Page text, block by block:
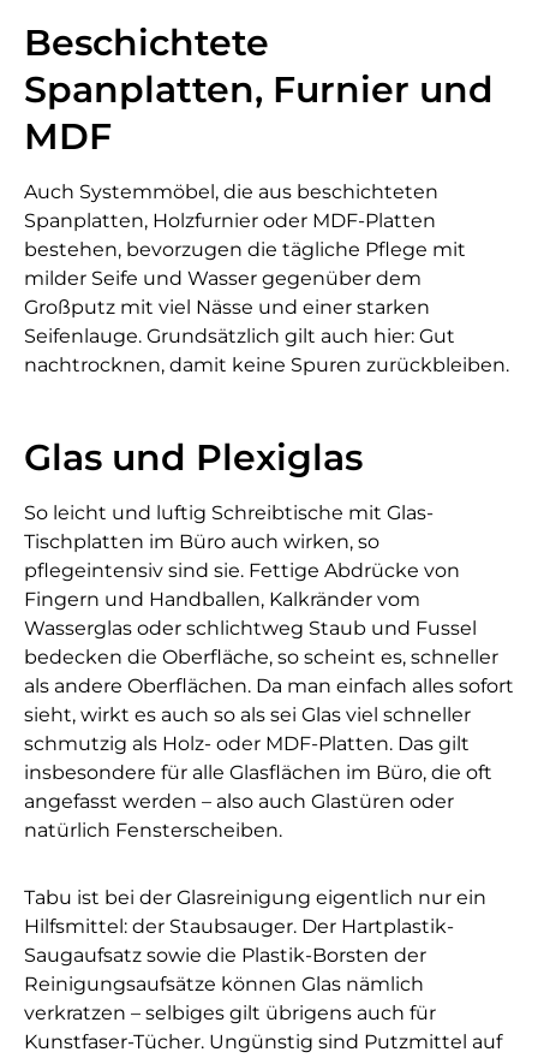
Beschichtete
Spanplatten, Furnier und
MDF
Auch Systemmöbel, die aus beschichteten
Spanplatten, Holzfurnier oder MDF-Platten
bestehen, bevorzugen die tägliche Pflege mit
milder Seife und Wasser gegenüber dem
Großputz mit viel Nässe und einer starken
Seifenlauge. Grundsätzlich gilt auch hier: Gut
nachtrocknen, damit keine Spuren zurückbleiben.
Glas und Plexiglas
So leicht und luftig Schreibtische mit Glas-
Tischplatten im Büro auch wirken, so
pflegeintensiv sind sie. Fettige Abdrücke von
Fingern und Handballen, Kalkränder vom
Wasserglas oder schlichtweg Staub und Fussel
bedecken die Oberfläche, so scheint es, schneller
als andere Oberflächen. Da man einfach alles sofort
sieht, wirkt es auch so als sei Glas viel schneller
schmutzig als Holz- oder MDF-Platten. Das gilt
insbesondere für alle Glasflächen im Büro, die oft
angefasst werden – also auch Glastüren oder
natürlich Fensterscheiben.
Tabu ist bei der Glasreinigung eigentlich nur ein
Hilfsmittel: der Staubsauger. Der Hartplastik-
Saugaufsatz sowie die Plastik-Borsten der
Reinigungsaufsätze können Glas nämlich
verkratzen – selbiges gilt übrigens auch für
Kunstfaser-Tücher. Ungünstig sind Putzmittel auf